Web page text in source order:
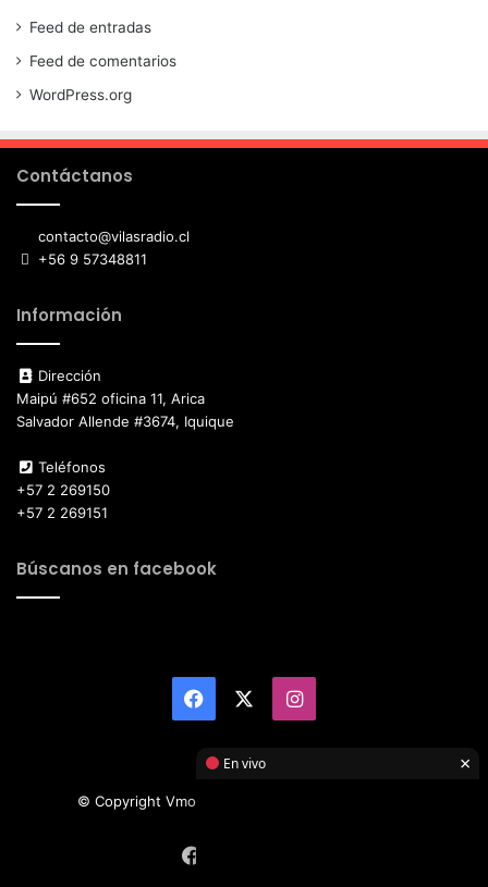
Feed de entradas
Feed de comentarios
WordPress.org
Contáctanos
contacto@vilasradio.cl
+56 9 57348811
Información
Dirección
Maipú #652 oficina 11, Arica
Salvador Allende #3674, Iquique
Teléfonos
+57 2 269150
+57 2 269151
Búscanos en facebook
Facebook Instagram
© Copyright Vmotor TI 2026, All Rights Reserved
En vivo ×